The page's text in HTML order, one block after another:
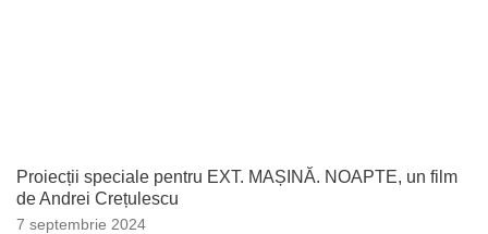
Proiecții speciale pentru EXT. MAȘINĂ. NOAPTE, un film
de Andrei Crețulescu
7 septembrie 2024